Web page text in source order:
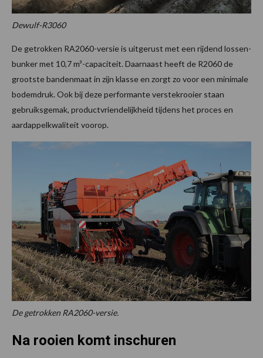
Dewulf-R3060
De getrokken RA2060-versie is uitgerust met een rijdend lossen-
bunker met 10,7 m³-capaciteit. Daarnaast heeft de R2060 de
grootste bandenmaat in zijn klasse en zorgt zo voor een minimale
bodemdruk. Ook bij deze performante verstekrooier staan
gebruiksgemak, productvriendelijkheid tijdens het proces en
aardappelkwaliteit voorop.
De getrokken RA2060-versie.
Na rooien komt inschuren